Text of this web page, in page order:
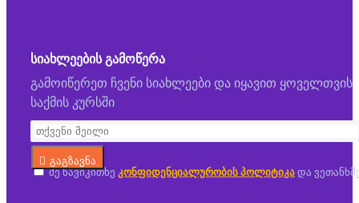
ᲡᲘᲐᲮᲚᲔᲔᲑᲘᲡ ᲒᲐᲛᲝᲬᲔᲠᲐ
გამოიწერეთ ჩვენი სიახლეები და იყავით ყოველთვის
საქმის კურსში
გაგზავნა
მე წავიკითხე კონფიდენციალურობის პოლიტიკა და